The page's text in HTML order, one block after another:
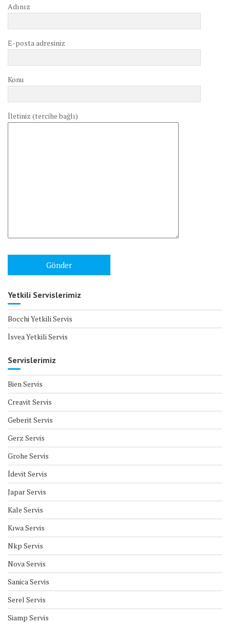
Adınız
E-posta adresiniz
Konu
İletiniz (tercihe bağlı)
Yetkili Servislerimiz
Bocchi Yetkili Servis
İsvea Yetkili Servis
Servislerimiz
Bien Servis
Creavit Servis
Geberit Servis
Gerz Servis
Grohe Servis
İdevit Servis
Japar Servis
Kale Servis
Kıwa Servis
Nkp Servis
Nova Servis
Sanica Servis
Serel Servis
Siamp Servis